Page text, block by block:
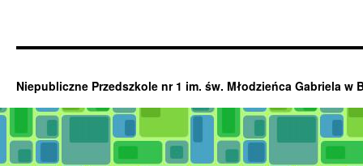
Niepubliczne Przedszkole nr 1 im. św. Młodzieńca Gabriela w